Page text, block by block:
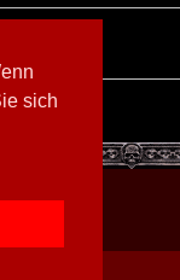
sich